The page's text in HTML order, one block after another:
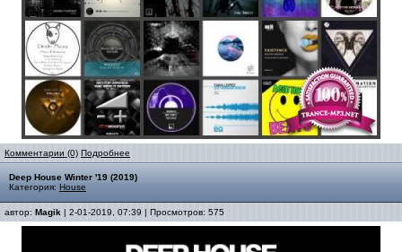
Комментарии (0) Подробнее
Deep House Winter '19 (2019)
Категория: House
автор: Magik | 2-01-2019, 07:39 | Просмотров: 575